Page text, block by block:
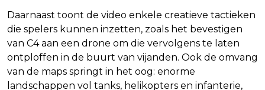
Daarnaast toont de video enkele creatieve tactieken
die spelers kunnen inzetten, zoals het bevestigen
van C4 aan een drone om die vervolgens te laten
ontploffen in de buurt van vijanden. Ook de omvang
van de maps springt in het oog: enorme
landschappen vol tanks, helikopters en infanterie,